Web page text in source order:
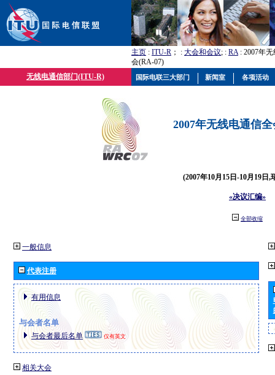
主页 : ITU-R ； : 大会和会议; : RA: 2007年
会(RA-07)
无线电通信部门(ITU-R)
2007年无线电通信
(2007年10月15日-10月19日,
«决议汇编»
全部收缩
一般信息
代表注册
有用信息
与会者名单
与会者最后名单 仅有英文
相关大会
国际电联三大部门 新闻室 各项活动